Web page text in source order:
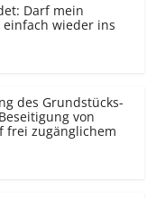
Darf mein
wieder ins
des Grundstücks­
von
frei zugänglichem